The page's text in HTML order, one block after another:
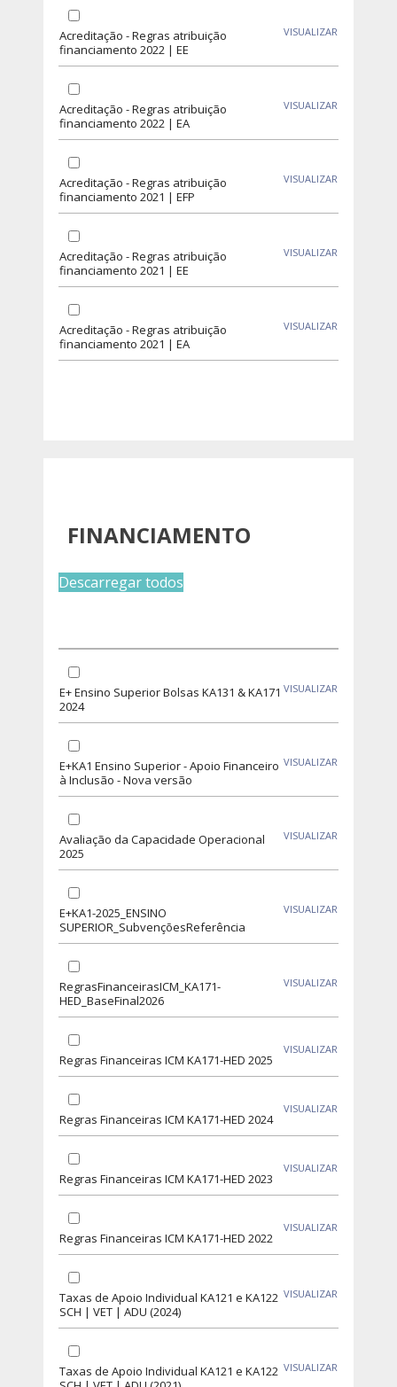
Acreditação - Regras atribuição
financiamento 2022 | EE
VISUALIZAR
Acreditação - Regras atribuição
financiamento 2022 | EA
VISUALIZAR
Acreditação - Regras atribuição
financiamento 2021 | EFP
VISUALIZAR
Acreditação - Regras atribuição
financiamento 2021 | EE
VISUALIZAR
Acreditação - Regras atribuição
financiamento 2021 | EA
VISUALIZAR
FINANCIAMENTO
Descarregar todos
E+ Ensino Superior Bolsas KA131 & KA171
2024
VISUALIZAR
E+KA1 Ensino Superior - Apoio Financeiro
à Inclusão - Nova versão
VISUALIZAR
Avaliação da Capacidade Operacional
2025
VISUALIZAR
E+KA1-2025_ENSINO
SUPERIOR_SubvençõesReferência
VISUALIZAR
RegrasFinanceirasICM_KA171-
HED_BaseFinal2026
VISUALIZAR
Regras Financeiras ICM KA171-HED 2025
VISUALIZAR
Regras Financeiras ICM KA171-HED 2024
VISUALIZAR
Regras Financeiras ICM KA171-HED 2023
VISUALIZAR
Regras Financeiras ICM KA171-HED 2022
VISUALIZAR
Taxas de Apoio Individual KA121 e KA122
SCH | VET | ADU (2024)
VISUALIZAR
Taxas de Apoio Individual KA121 e KA122 VISUALIZAR